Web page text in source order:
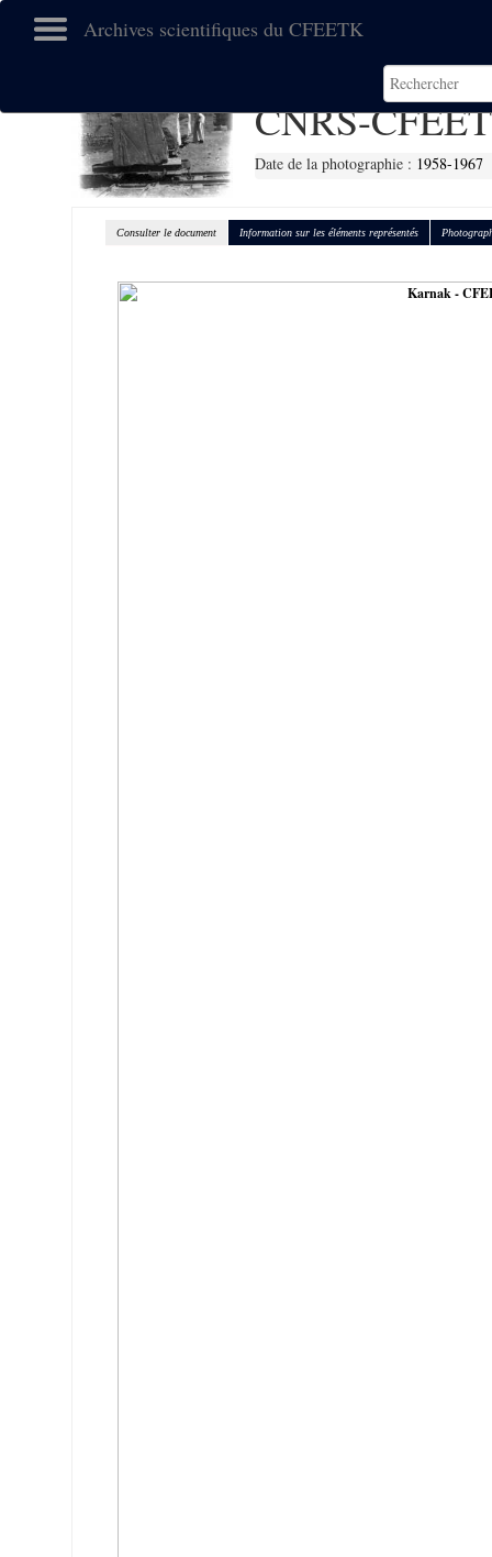
Archives scientifiques du CFEETK
CNRS-
Date de la photographie : 1958-1967
Consulter le document Information sur les éléments représentés